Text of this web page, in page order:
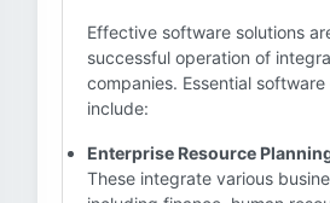
Effective software solutions
successful operation of
companies. Essential
include:
Enterprise Resource
These integrate various